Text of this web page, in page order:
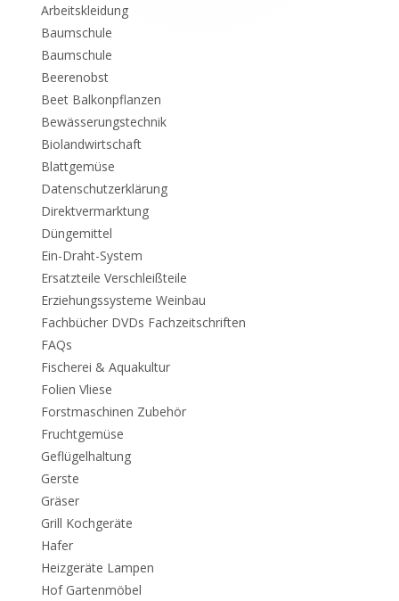
Arbeitskleidung
Baumschule
Baumschule
Beerenobst
Beet Balkonpflanzen
Bewässerungstechnik
Biolandwirtschaft
Blattgemüse
Datenschutzerklärung
Direktvermarktung
Düngemittel
Ein-Draht-System
Ersatzteile Verschleißteile
Erziehungssysteme Weinbau
Fachbücher DVDs Fachzeitschriften
FAQs
Fischerei & Aquakultur
Folien Vliese
Forstmaschinen Zubehör
Fruchtgemüse
Geflügelhaltung
Gerste
Gräser
Grill Kochgeräte
Hafer
Heizgeräte Lampen
Hof Gartenmöbel